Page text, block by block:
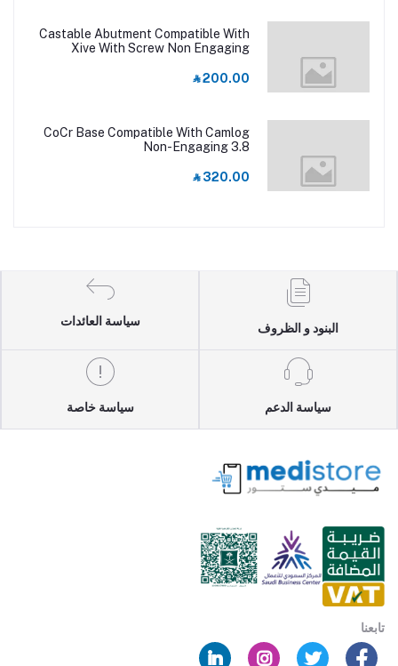
Castable Abutment Compatible With
Xive With Screw Non Engaging
‎⃁ 200.00
CoCr Base Compatible With Camlog
Non-Engaging 3.8
‎⃁ 320.00
البنود و الظروف
سياسة العائدات
سياسة الدعم سياسة خاصة
تابعنا